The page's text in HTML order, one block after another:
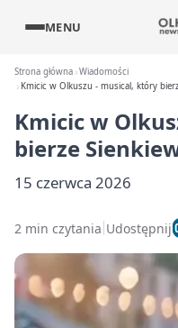
MENU
Strona główna Wiadomości
Kmicic w Olkuszu - musical, który
Kmicic w
bierze
15 czerwca 2026
2 min czytania Udostępnij